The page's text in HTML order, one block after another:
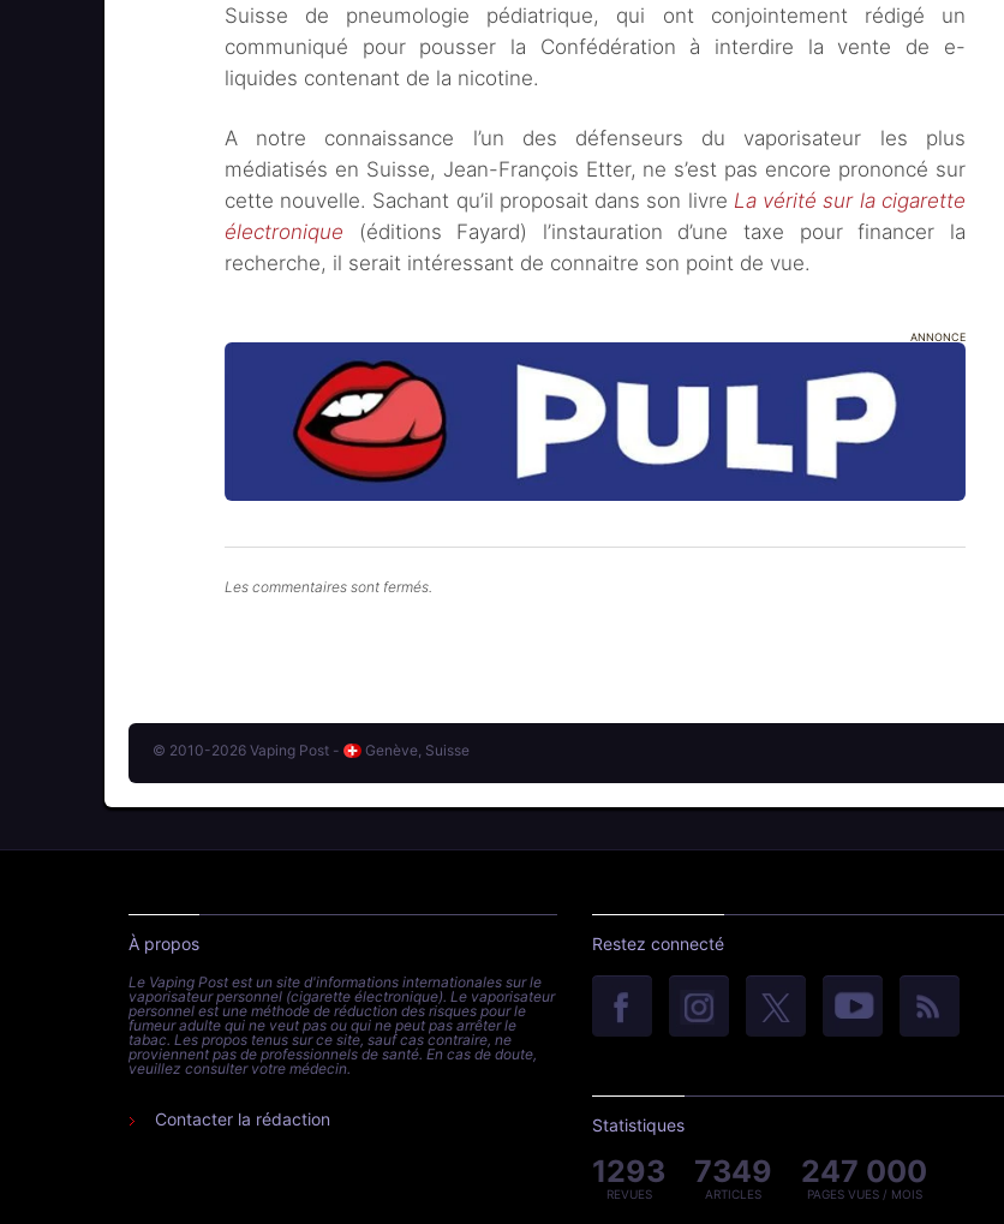
Suisse de pneumologie pédiatrique, qui ont conjointement rédigé un
communiqué pour pousser la Confédération à interdire la vente de e-
liquides contenant de la nicotine.
A notre connaissance l’un des défenseurs du vaporisateur les plus
médiatisés en Suisse, Jean-François Etter, ne s’est pas encore prononcé sur
cette nouvelle. Sachant qu’il proposait dans son livre La vérité sur la cigarette
électronique
(éditions Fayard) l’instauration d’une taxe pour financer la
recherche, il serait intéressant de connaitre son point de vue.
ANNONCE
Les commentaires sont fermés.
© 2010-2026 Vaping Post - Genève, Suisse
À propos
Le Vaping Post est un site d'informations internationales sur le
vaporisateur personnel (cigarette électronique). Le vaporisateur
personnel est une méthode de réduction des risques pour le
fumeur adulte qui ne veut pas ou qui ne peut pas arrêter le
tabac. Les propos tenus sur ce site, sauf cas contraire, ne
proviennent pas de professionnels de santé. En cas de doute,
veuillez consulter votre médecin.
Contacter la rédaction
Restez connecté
Statistiques
1293
REVUES
7349
ARTICLES
247 000
PAGES VUES / MOIS